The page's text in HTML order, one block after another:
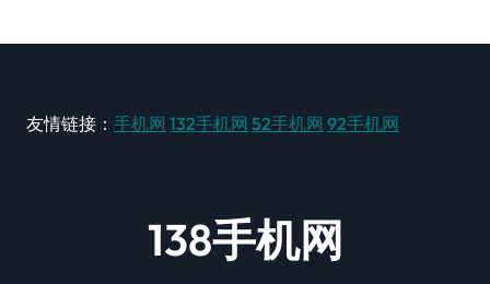
友情链接： 手机网 132手机网 52手机网 92手机网
138手机网